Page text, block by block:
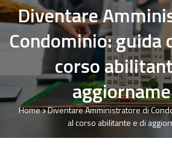
Diventare
Condominio: guida
corso
Home Diventare Amministratore di
al corso abilitante e di